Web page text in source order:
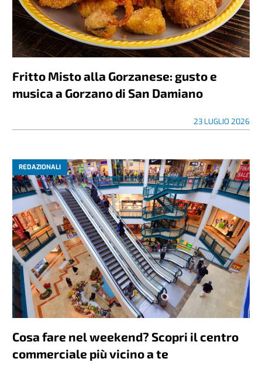
Fritto Misto alla Gorzanese: gusto e
musica a Gorzano di San Damiano
23 LUGLIO 2026
REDAZIONALI
Cosa fare nel weekend? Scopri il centro
commerciale più vicino a te